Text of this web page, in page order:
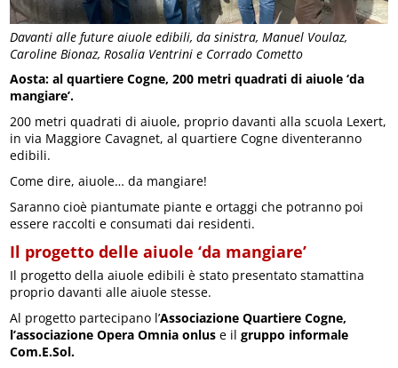
Davanti alle future aiuole edibili, da sinistra, Manuel Voulaz,
Caroline Bionaz, Rosalia Ventrini e Corrado Cometto
Aosta: al quartiere Cogne, 200 metri quadrati di aiuole ‘da
mangiare’.
200 metri quadrati di aiuole, proprio davanti alla scuola Lexert,
in via Maggiore Cavagnet, al quartiere Cogne diventeranno
edibili.
Come dire, aiuole… da mangiare!
Saranno cioè piantumate piante e ortaggi che potranno poi
essere raccolti e consumati dai residenti.
Il progetto delle aiuole ‘da mangiare’
Il progetto della aiuole edibili è stato presentato stamattina
proprio davanti alle aiuole stesse.
Al progetto partecipano l’Associazione Quartiere Cogne,
l’associazione Opera Omnia onlus e ilgruppo informale
Com.E.Sol.